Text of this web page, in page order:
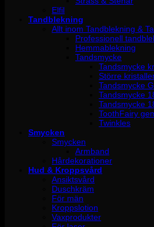
Elfil
Tandblekning
Allt inom Tandblekning &
Professionell
Hemmablekning
Tandsmycke
Tandsmycke
Större
Tandsmycke
Tandsmycke
Tandsmycke
ToothFairy
Twinkles
Smycken
Smycken
Armband
Hårdekorationer
Hud & Kroppsvård
Ansiktsvård
Duschkräm
För män
Kroppslotion
Vaxprodukter